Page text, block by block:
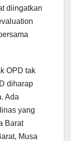
diingatkan
OPD tak
diharap
Ada
yang
Barat
Musa